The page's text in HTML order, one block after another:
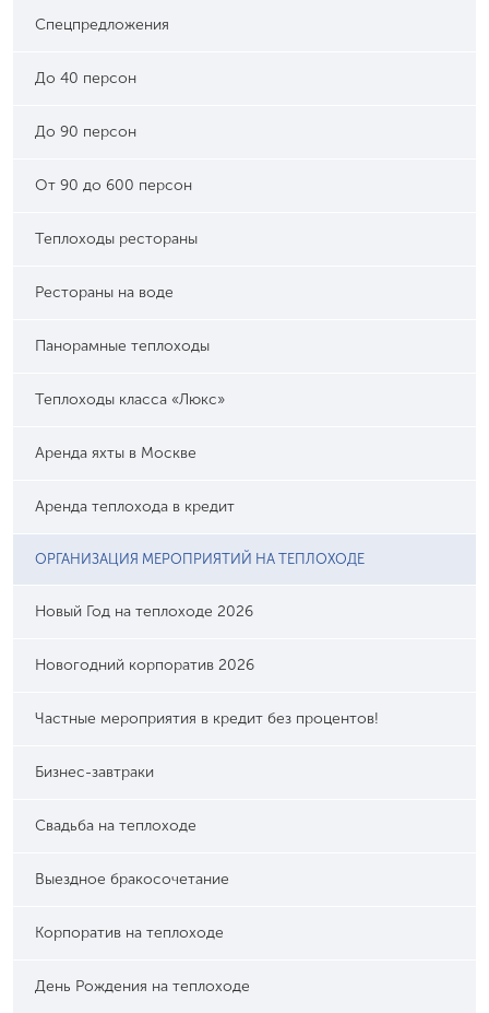
Спецпредложения
До 40 персон
До 90 персон
От 90 до 600 персон
Теплоходы рестораны
Рестораны на воде
Панорамные теплоходы
Теплоходы класса «Люкс»
Аренда яхты в Москве
Аренда теплохода в кредит
ОРГАНИЗАЦИЯ МЕРОПРИЯТИЙ НА ТЕПЛОХОДЕ
Новый Год на теплоходе 2026
Новогодний корпоратив 2026
Частные мероприятия в кредит без процентов!
Бизнес-завтраки
Свадьба на теплоходе
Выездное бракосочетание
Корпоратив на теплоходе
День Рождения на теплоходе